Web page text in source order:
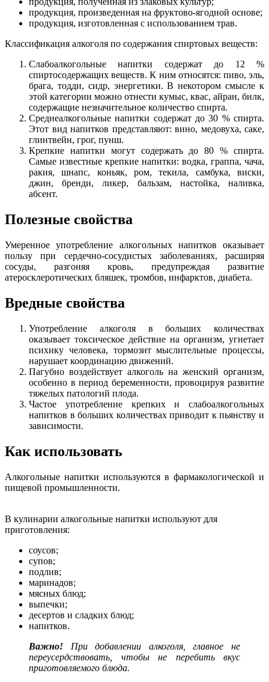
продукция, произведенная на фруктово-ягодной основе;
продукция, изготовленная с использованием трав.
Классификация алкоголя по содержания спиртовых веществ:
Слабоалкогольные напитки содержат до 12 %
спиртосодержащих веществ. К ним относятся: пиво, эль,
брага, тодди, сидр, энергетики. В некотором смысле к
этой категории можно отнести кумыс, квас, айран, билк,
содержащие незначительное количество спирта.
Среднеалкогольные напитки содержат до 30 % спирта.
Этот вид напитков представляют: вино, медовуха, саке,
глинтвейн, грог, пунш.
Крепкие напитки могут содержать до 80 % спирта.
Самые известные крепкие напитки: водка, граппа, чача,
ракия, шнапс, коньяк, ром, текила, самбука, виски,
джин, бренди, ликер, бальзам, настойка, наливка,
абсент.
Полезные свойства
Умеренное употребление алкогольных напитков оказывает
пользу при сердечно-сосудистых заболеваниях, расширяя
сосуды, разгоняя кровь, предупреждая развитие
атеросклеротических бляшек, тромбов, инфарктов, диабета.
Вредные свойства
Употребление алкоголя в больших количествах
оказывает токсическое действие на организм, угнетает
психику человека, тормозит мыслительные процессы,
нарушает координацию движений.
Пагубно воздействует алкоголь на женский организм,
особенно в период беременности, провоцируя развитие
тяжелых патологий плода.
Частое употребление крепких и слабоалкогольных
напитков в больших количествах приводит к пьянству и
зависимости.
Как использовать
Алкогольные напитки используются в фармакологической и
пищевой промышленности.
В кулинарии алкогольные напитки используют для
приготовления:
соусов;
супов;
подлив;
маринадов;
мясных блюд;
выпечки;
десертов и сладких блюд;
напитков.
Важно! При добавлении алкоголя, главное не
переусердствовать, чтобы не перебить вкус
приготовляемого блюда.